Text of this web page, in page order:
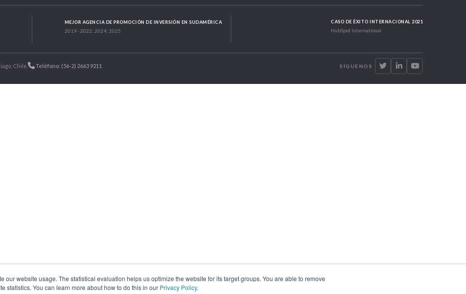
our website usage. The statistical evaluation helps us optimize the website for its target groups. You are able to remove
statistics. You can learn more about how to do this in our Privacy Policy.
MEJOR AGENCIA DE PROMOCIÓN DE INVERSIÓN EN SUDAMÉRICA
2019 - 2022; 2024; 2025
CASO DE ÉXITO INTERNACIONAL 2021
HubSpot International
Chile. Teléfono: (56-2) 2663 9211 SÍGUENOS